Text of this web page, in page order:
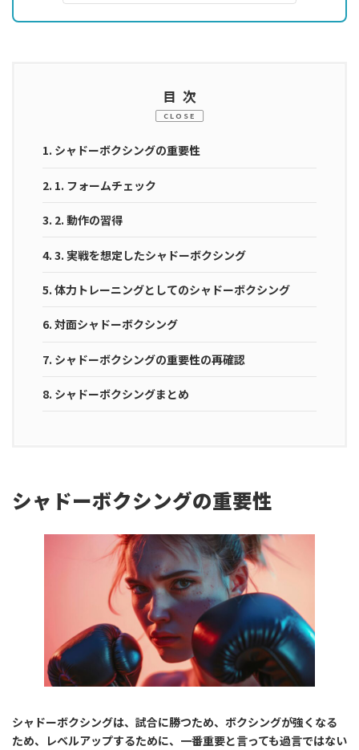
目次
CLOSE
1. シャドーボクシングの重要性
2. 1. フォームチェック
3. 2. 動作の習得
4. 3. 実戦を想定したシャドーボクシング
5. 体力トレーニングとしてのシャドーボクシング
6. 対面シャドーボクシング
7. シャドーボクシングの重要性の再確認
8. シャドーボクシングまとめ
シャドーボクシングの重要性
シャドーボクシングは、試合に勝つため、ボクシングが強くなる
ため、レベルアップするために、一番重要と言っても過言ではない